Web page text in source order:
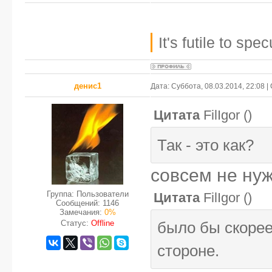
It's futile to
денис1 Дата: Суббота, 08.03.2014, 22:08
Группа: Пользователи
Сообщений: 1146
Замечания: 0%
Статус: Offline
Цитата FilIgor ()
Так - это как?
совсем не
Цитата FilIgor ()
было бы
стороне.